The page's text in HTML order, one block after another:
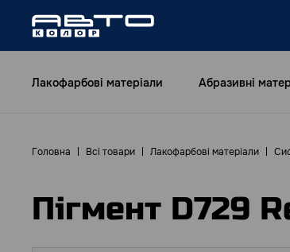
Лакофарбові матеріали Абразивні
Головна Всі товари Лакофарбові матеріали
Пігмент D729